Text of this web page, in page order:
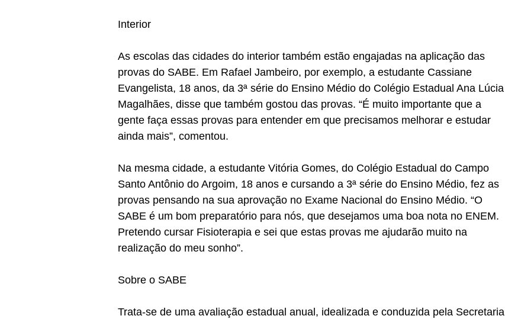
Interior
As escolas das cidades do interior também estão engajadas na aplicação das
provas do SABE. Em Rafael Jambeiro, por exemplo, a estudante Cassiane
Evangelista, 18 anos, da 3ª série do Ensino Médio do Colégio Estadual Ana Lúcia
Magalhães, disse que também gostou das provas. “É muito importante que a
gente faça essas provas para entender em que precisamos melhorar e estudar
ainda mais”, comentou.
Na mesma cidade, a estudante Vitória Gomes, do Colégio Estadual do Campo
Santo Antônio do Argoim, 18 anos e cursando a 3ª série do Ensino Médio, fez as
provas pensando na sua aprovação no Exame Nacional do Ensino Médio. “O
SABE é um bom preparatório para nós, que desejamos uma boa nota no ENEM.
Pretendo cursar Fisioterapia e sei que estas provas me ajudarão muito na
realização do meu sonho”.
Sobre o SABE
Trata-se de uma avaliação estadual anual, idealizada e conduzida pela Secretaria